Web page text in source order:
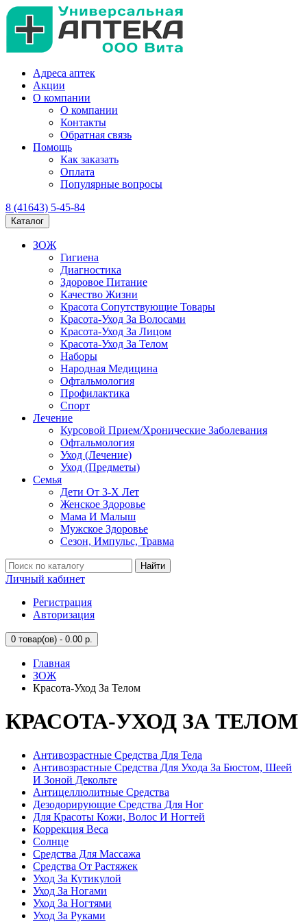
Адреса аптек
Акции
О компании
О компании
Контакты
Обратная связь
Помощь
Как заказать
Оплата
Популярные вопросы
8 (41643) 5-45-84
Каталог
ЗОЖ
Гигиена
Диагностика
Здоровое Питание
Качество Жизни
Красота Сопутствующие Товары
Красота-Уход За Волосами
Красота-Уход За Лицом
Красота-Уход За Телом
Наборы
Народная Медицина
Офтальмология
Профилактика
Спорт
Лечение
Курсовой Прием/Хронические Заболевания
Офтальмология
Уход (Лечение)
Уход (Предметы)
Семья
Дети От 3-Х Лет
Женское Здоровье
Мама И Малыш
Мужское Здоровье
Сезон, Импульс, Травма
Найти
Личный кабинет
Регистрация
Авторизация
0 товар(ов) - 0.00 р.
Главная
ЗОЖ
Красота-Уход За Телом
КРАСОТА-УХОД ЗА ТЕЛОМ
Антивозрастные Средства Для Тела
Антивозрастные Средства Для Ухода За Бюстом, Шеей
И Зоной Декольте
Антицеллюлитные Средства
Дезодорирующие Средства Для Ног
Для Красоты Кожи, Волос И Ногтей
Коррекция Веса
Солнце
Средства Для Массажа
Средства От Растяжек
Уход За Кутикулой
Уход За Ногами
Уход За Ногтями
Уход За Руками